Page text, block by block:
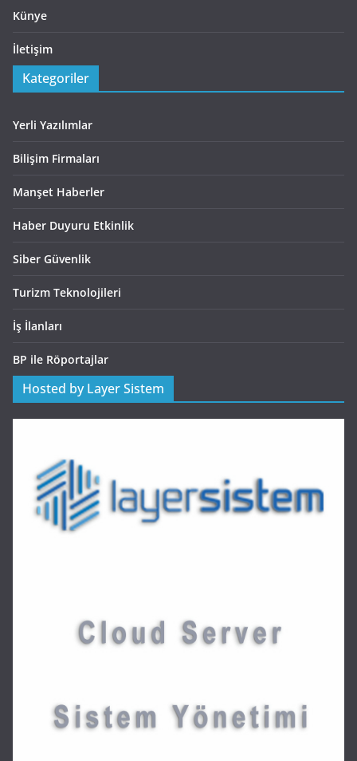
Künye
İletişim
Kategoriler
Yerli Yazılımlar
Bilişim Firmaları
Manşet Haberler
Haber Duyuru Etkinlik
Siber Güvenlik
Turizm Teknolojileri
İş İlanları
BP ile Röportajlar
Hosted by Layer Sistem